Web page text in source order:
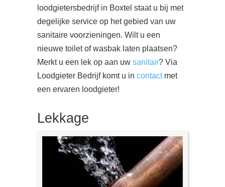
loodgietersbedrijf in Boxtel staat u bij met
degelijke service op het gebied van uw
sanitaire voorzieningen. Wilt u een
nieuwe toilet of wasbak laten plaatsen?
Merkt u een lek op aan uw sanitair? Via
Loodgieter Bedrijf komt u in contactmet
een ervaren loodgieter!
Lekkage